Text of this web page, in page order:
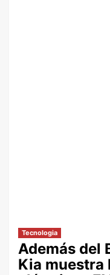
Tecnologia
Además del
Kia muestra